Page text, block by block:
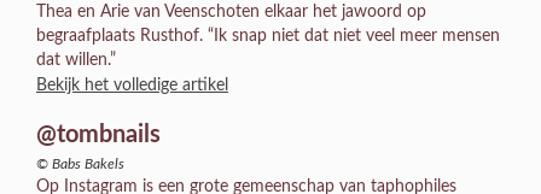
Thea en Arie van Veenschoten elkaar het jawoord op
begraafplaats Rusthof. “Ik snap niet dat niet veel meer mensen
dat willen.”
Bekijk het volledige artikel
@tombnails
© Babs Bakels
Op Instagram is een grote gemeenschap van taphophiles